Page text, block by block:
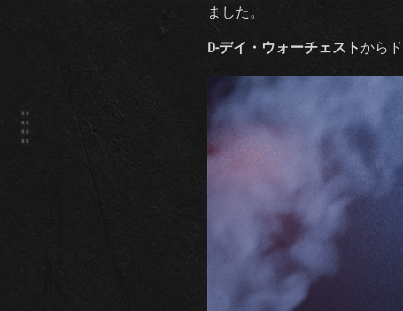
ました。
D-デイ・ウォーチェストから